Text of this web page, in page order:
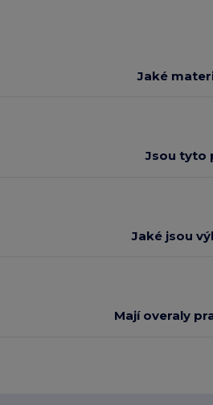
Jaké
Jsou tyto
Jaké jsou
Mají overaly